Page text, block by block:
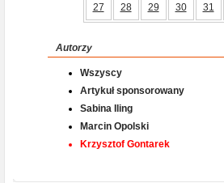
27 28 29 30 31
Autorzy
Wszyscy
Artykuł sponsorowany
Sabina Iling
Marcin Opolski
Krzysztof Gontarek